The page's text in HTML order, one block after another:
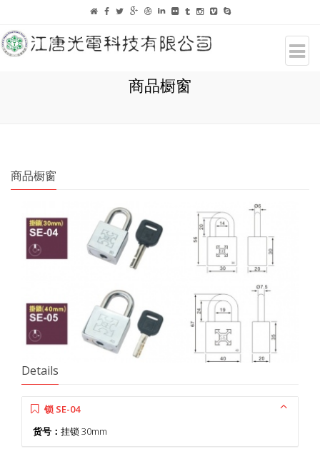
商品橱窗
商品橱窗
Details
锁 SE-04
货号： 挂锁 30mm